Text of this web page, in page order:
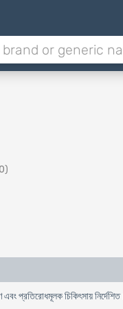
এবং প্রতিরোধমূলক চিকিৎসায়